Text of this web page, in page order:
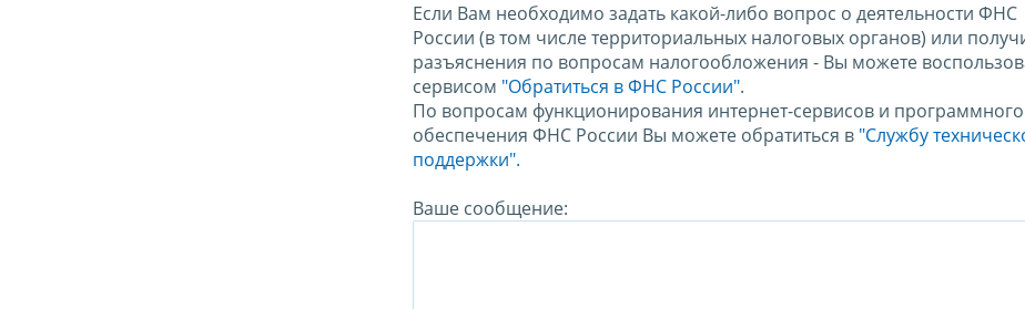
Если Вам необходимо задать какой-либо вопрос о деятельности ФНС
России (в том числе территориальных налоговых органов) или
разъяснения по вопросам налогообложения - Вы можете
сервисом "Обратиться в ФНС России".
По вопросам функционирования интернет-сервисов и программного
обеспечения ФНС России Вы можете обратиться в "Службу
поддержки".
Ваше сообщение: